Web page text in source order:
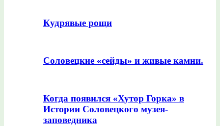
Кудрявые рощи
Соловецкие «сейды» и живые камни.
Когда появился «Хутор Горка» в
Истории Соловецкого музея-
заповедника